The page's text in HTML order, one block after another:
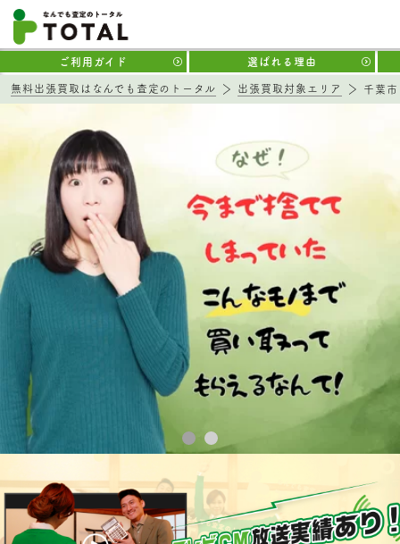
ご利用ガイド 選ばれる理由
無料出張買取はなんでも査定のトータル 出張買取対象エリア 千葉市